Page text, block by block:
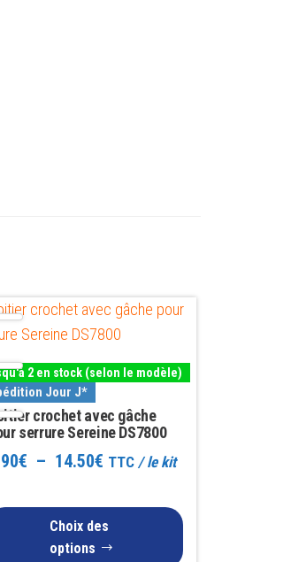
2 en stock (selon le modèle)
Jour J*
crochet avec gâche
serrure Sereine DS7800
€ – 14.50€ Plage
prix :
6.90€
TTC / le kit
Choix des
options